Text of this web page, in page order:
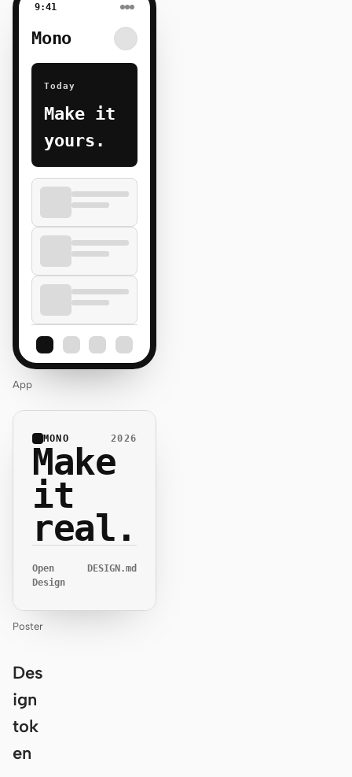
9:41
Mono
Today
Make it
yours.
App
MONO 2026
Make
it
real.
Open
Design
DESIGN.md
Poster
Des
ign
tok
en